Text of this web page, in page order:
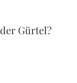
Gürtel?